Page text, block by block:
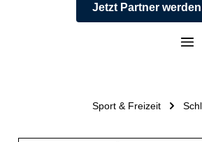
Jetzt Partner
Sport & Freizeit